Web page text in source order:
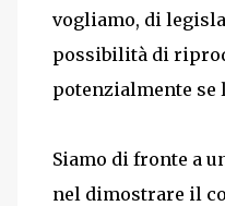
vogliamo, di
possibilità di
potenzialmente se
Siamo di fronte a
nel dimostrare il